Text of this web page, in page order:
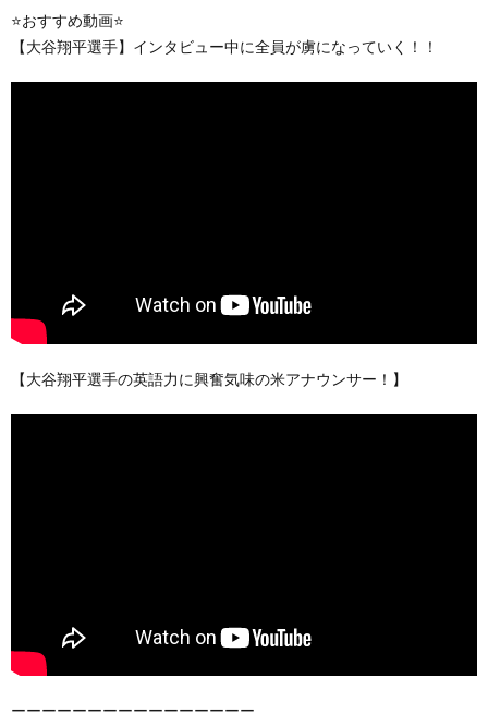
⭐️おすすめ動画⭐️
【大谷翔平選手】インタビュー中に全員が虜になっていく！！
【大谷翔平選手の英語力に興奮気味の米アナウンサー！】
ーーーーーーーーーーーーーーーー